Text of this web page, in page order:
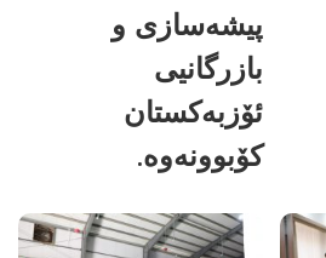
پیشەسازی و
بازرگانیی
ئۆزبەکستان
کۆبوونەوە.